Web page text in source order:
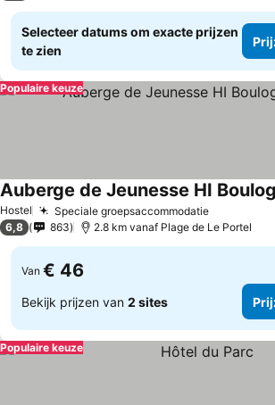
Selecteer datums om exacte prijzen
te zien
Populaire keuze
Hostel Speciale groepsaccommodatie
Auberge de Jeunesse HI
6,8 863 2.8 km vanaf Plage de Le Portel
Van € 46
Bekijk prijzen van 2 sites
Populaire keuze